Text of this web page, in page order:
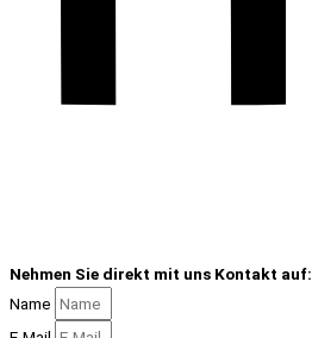
Nehmen Sie direkt mit uns Kontakt auf:
Name